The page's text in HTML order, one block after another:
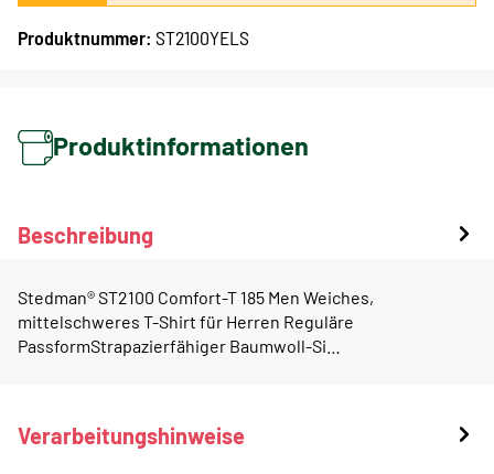
Produktnummer: ST2100YELS
Produktinformationen
Beschreibung
Stedman® ST2100 Comfort-T 185 Men Weiches,
mittelschweres T-Shirt für Herren Reguläre
PassformStrapazierfähiger Baumwoll-Si…
Verarbeitungshinweise